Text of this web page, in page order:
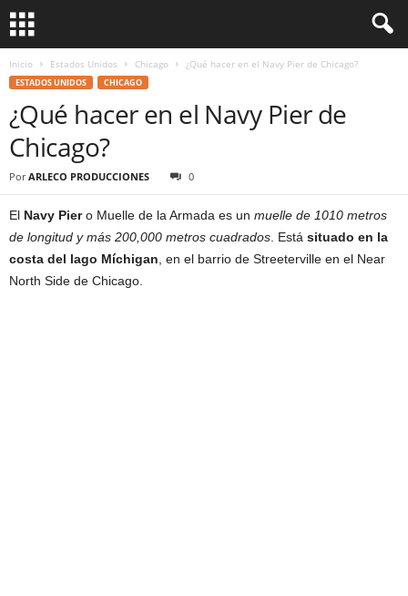
Inicio Estados Unidos Chicago ¿Qué hacer en el Navy Pier de Chicago?
ESTADOS UNIDOS CHICAGO
¿Qué hacer en el Navy Pier de
Chicago?
Por ARLECO PRODUCCIONES 0
El Navy Piero Muelle de la Armada es un muelle de 1010 metros
de longitud y más 200,000 metros cuadrados . Está situado en la
costa del lago Míchigan , en el barrio de Streeterville en el Near
North Side de Chicago.